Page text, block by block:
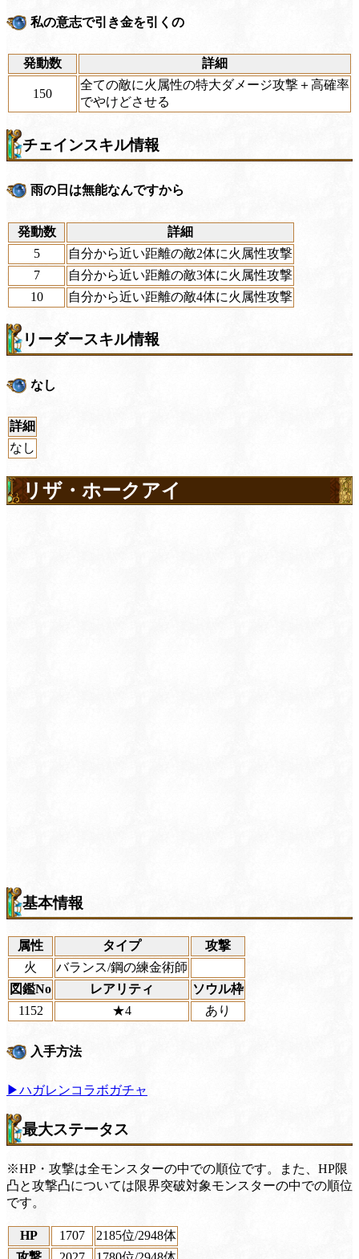
私の意志で引き金を引くの
発動数 詳細
150
全ての敵に火属性の特大ダメージ攻撃＋高確率
でやけどさせる
チェインスキル情報
雨の日は無能なんですから
発動数
詳細
5
自分から近い距離の敵2体に火属性攻撃
7
自分から近い距離の敵3体に火属性攻撃
10
自分から近い距離の敵4体に火属性攻撃
リーダースキル情報
なし
詳細
なし
リザ・ホークアイ
基本情報
属性 タイプ
攻撃
火
バランス/鋼の練金術師
図鑑No
レアリティ
ソウル枠
1152
★4 あり
入手方法
▶ハガレンコラボガチャ
最大ステータス
※HP・攻撃は全モンスターの中での順位です。また、HP限
凸と攻撃凸については限界突破対象モンスターの中での順位
です。
HP 1707 2185位/2948体